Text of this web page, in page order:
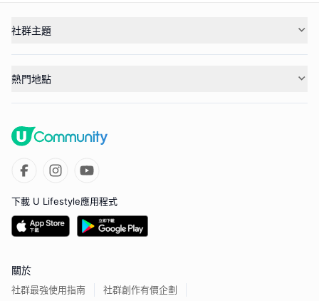
社群主題
熱門地點
下載 U Lifestyle應用程式
關於
社群最強使用指南 社群創作有價企劃